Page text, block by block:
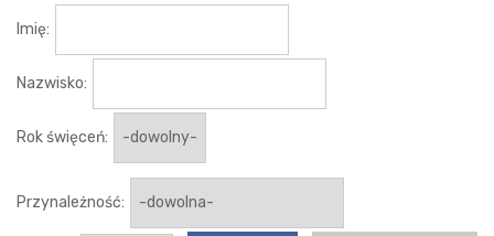
Imię:
Nazwisko:
Rok święceń:
Przynależność: